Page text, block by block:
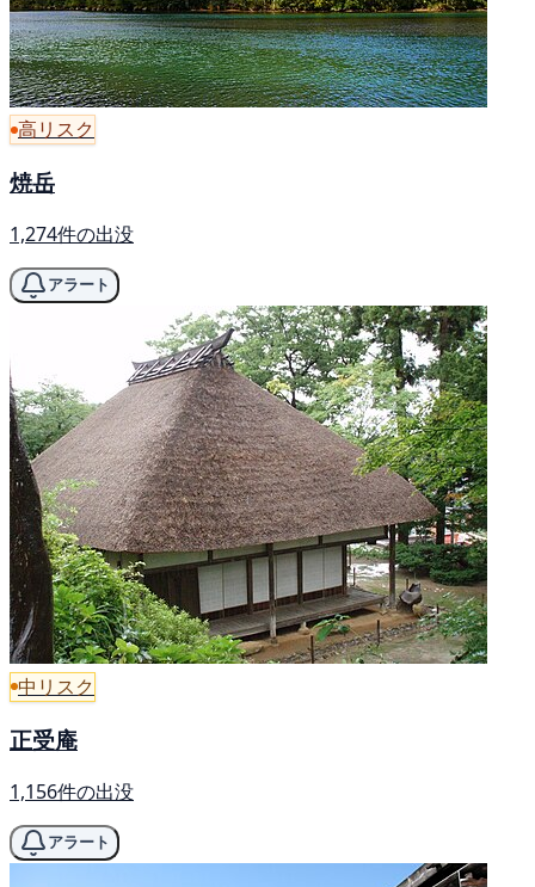
高リスク
焼岳
1,274件の出没
アラート
中リスク
正受庵
1,156件の出没
アラート